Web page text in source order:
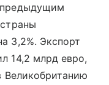
предыдущим
3,2%. Экспорт
14,2 млрд евро,
Великобританию